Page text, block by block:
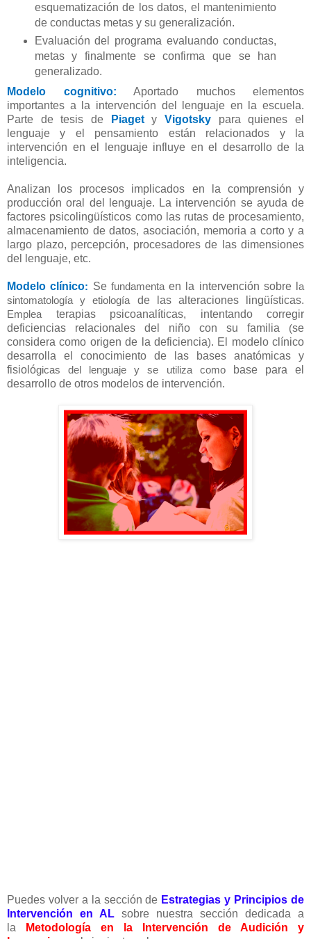
esquematización de los datos, el mantenimiento
de conductas metas y su generalización.
Evaluación del programa evaluando conductas,
metas y finalmente se confirma que se han
generalizado.
Modelo cognitivo: Aportado muchos elementos
importantes a la intervención del lenguaje en la escuela.
Parte de tesis de
PiagetyVigotsky para quienes el
lenguaje y el pensamiento están relacionados y la
intervención en el lenguaje influye en el desarrollo de la
inteligencia.
Analizan los procesos implicados en la comprensión y
producción oral del lenguaje. La intervención se ayuda de
factores psicolingüísticos como las rutas de procesamiento,
almacenamiento de datos, asociación, memoria a corto y a
largo plazo, percepción, procesadores de las dimensiones
del lenguaje, etc.
Modelo clínico: Se fundamentaen la intervención sobre l a
sintomatología y etiología de las alteraciones lingüísticas.
Emplea terapias psicoanalíticas, intentando
corregir
deficiencias relacionales del niño con su familia (se
considera como origen de la deficiencia). El modelo clínico
desarrolla el conocimiento de las bases anatómicas y
fisiológicas del lenguaje y se utiliza como
base para el
desarrollo de otros modelos de intervención.
Puedes volver a la sección de Estrategias y Principios de
Intervención en AL sobre nuestra sección dedicada a
la
Metodología en la Intervención de Audición y